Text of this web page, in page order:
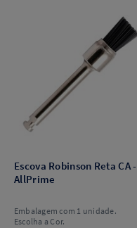
Escova Robinson Reta CA -
AllPrime
Embalagem com 1 unidade.
Escolha a Cor.